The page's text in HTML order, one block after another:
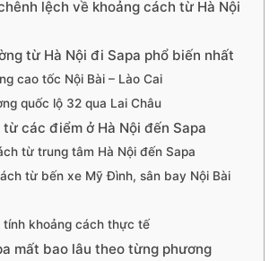
lệch về khoảng cách từ Hà Nội
từ Hà Nội đi Sapa phổ biến nhất
cao tốc Nội Bài – Lào Cai
quốc lộ 32 qua Lai Châu
các điểm ở Hà Nội đến Sapa
từ trung tâm Hà Nội đến Sapa
từ bến xe Mỹ Đình, sân bay Nội Bài
tính khoảng cách thực tế
mất bao lâu theo từng phương